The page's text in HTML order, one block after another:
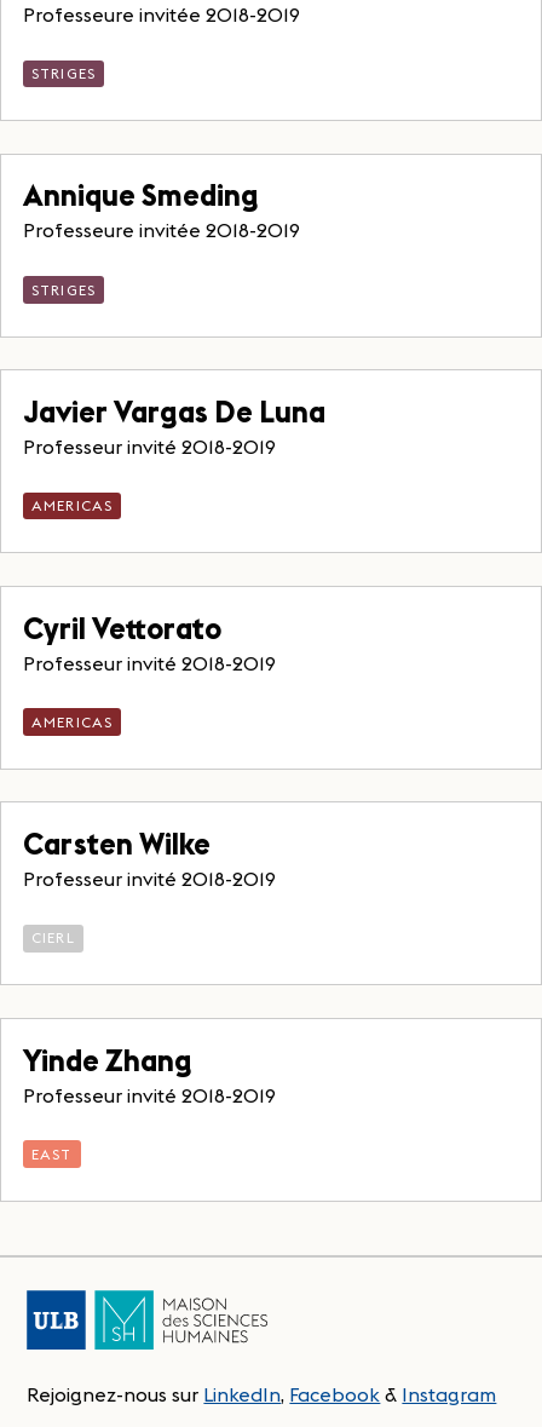
Professeure invitée 2018-2019
STRIGES
Annique Smeding
Professeure invitée 2018-2019
STRIGES
Javier Vargas De Luna
Professeur invité 2018-2019
AMERICAS
Cyril Vettorato
Professeur invité 2018-2019
AMERICAS
Carsten Wilke
Professeur invité 2018-2019
CIERL
Yinde Zhang
Professeur invité 2018-2019
EAST
Rejoignez-nous sur LinkedIn, Facebook & Instagram